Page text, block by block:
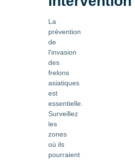
La
prévention
de
l'invasion
des
frelons
asiatiques
est
essentielle.
Surveillez
les
zones
où ils
pourraient